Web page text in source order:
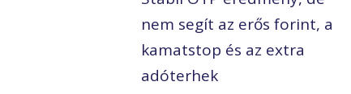
nem segít az erős forint, a
kamatstop és az extra
adóterhek